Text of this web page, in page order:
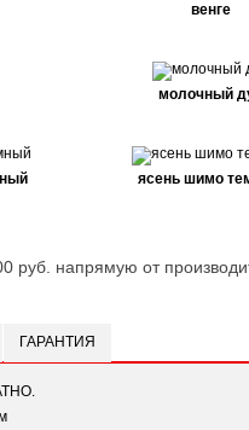
венге
молочный
ясень шимо
напрямую от
ГАРАНТИЯ